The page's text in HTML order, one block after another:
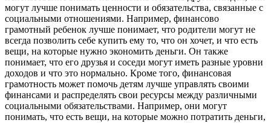
могут лучше понимать ценности и обязательства, связанные с
социальными отношениями. Например, финансово
грамотный ребенок лучше понимает, что родители могут не
всегда позволить себе купить ему то, что он хочет, и что есть
вещи, на которые нужно экономить деньги. Он также
понимает, что его друзья и соседи могут иметь разные уровни
доходов и что это нормально. Кроме того, финансовая
грамотность может помочь детям лучше управлять своими
финансами и распределять свои ресурсы между различными
социальными обязательствами. Например, они могут
понимать, что есть вещи, на которые можно потратить деньги,